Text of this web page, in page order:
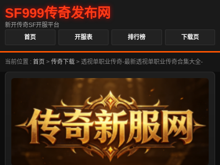
SF999传奇发布网
新开传奇SF开服平台
首页
开服表 排行榜 下载页
当前位置 : 首页 > 传奇下载 > 透视单职业传奇-最新透视单职业传奇合集大全-